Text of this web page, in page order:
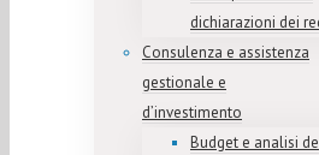
dichiarazioni dei
Consulenza e assistenza
gestionale e
d’investimento
Budget e analisi